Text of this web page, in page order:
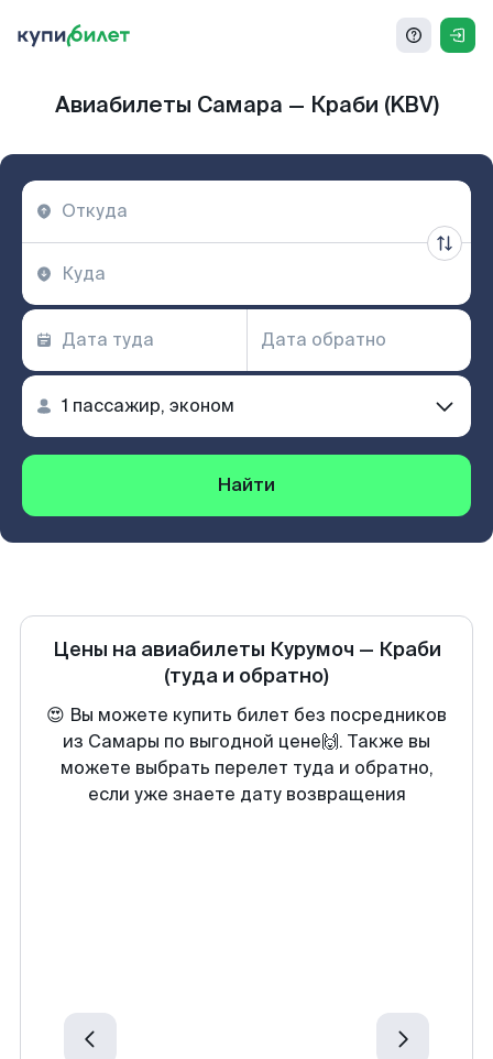
Авиабилеты Самара — Краби (KBV)
Найти
Цены на авиабилеты Курумоч — Краби
(туда и обратно)
😍 Вы можете купить билет без посредников
из Самары по выгодной цене🙌. Также вы
можете выбрать перелет туда и обратно,
если уже знаете дату возвращения